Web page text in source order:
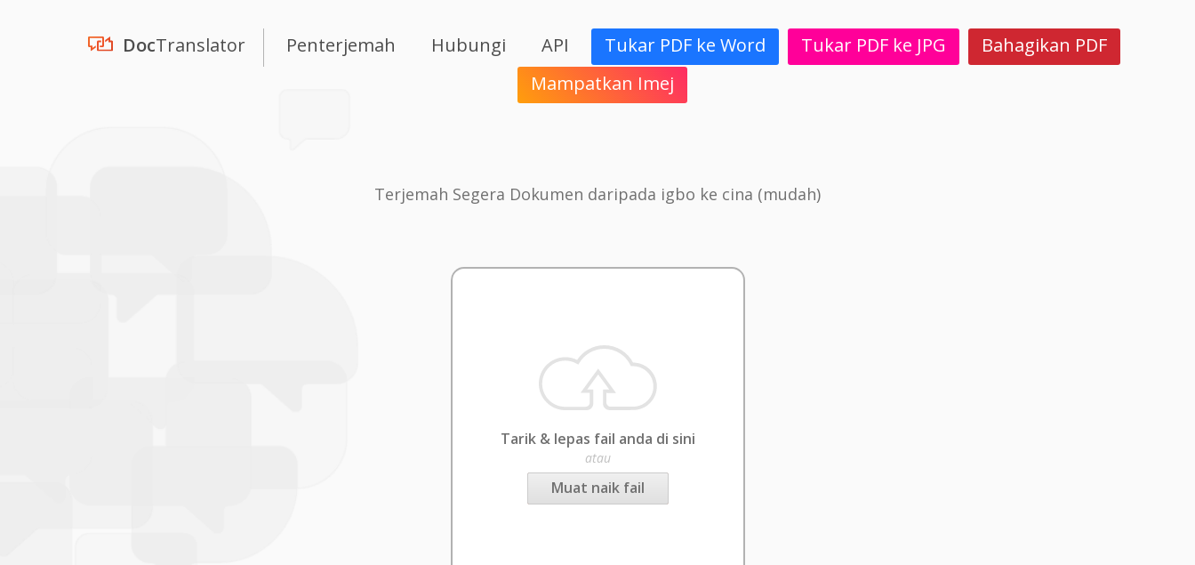
DocTranslator Penterjemah Hubungi API Tukar PDF ke Word Tukar PDF ke JPG
Bahagikan PDF
Mampatkan Imej
Terjemah Segera Dokumen daripada igbo ke cina (mudah)
Tarik & lepas fail anda di sini
atau
Muat naik fail